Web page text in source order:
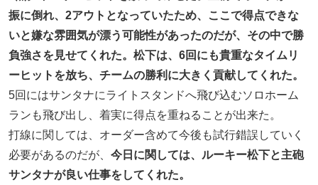
振に倒れ、2アウトとなっていたため、ここで得点できな
いと嫌な雰囲気が漂う可能性があったのだが、その中で勝
負強さを見せてくれた。松下は、6回にも貴重なタイムリ
ーヒットを放ち、チームの勝利に大きく貢献してくれた。
5回にはサンタナにライトスタンドへ飛び込むソロホーム
ランも飛び出し、着実に得点を重ねることが出来た。
打線に関しては、オーダー含めて今後も試行錯誤していく
必要があるのだが、 今日に関しては、ルーキー松下と主砲
サンタナが良い仕事をしてくれた。